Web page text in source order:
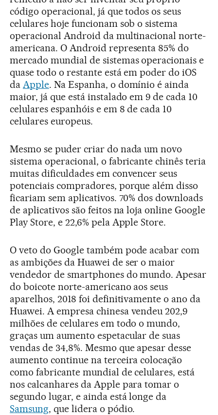
código operacional, já que todos os seus
celulares hoje funcionam sob o sistema
operacional Android da multinacional norte-
americana. O Android representa 85% do
mercado mundial de sistemas operacionais e
quase todo o restante está em poder do iOS
da Apple. Na Espanha, o domínio é ainda
maior, já que está instalado em 9 de cada 10
celulares espanhóis e em 8 de cada 10
celulares europeus.
Mesmo se puder criar do nada um novo
sistema operacional, o fabricante chinês teria
muitas dificuldades em convencer seus
potenciais compradores, porque além disso
ficariam sem aplicativos. 70% dos downloads
de aplicativos são feitos na loja online Google
Play Store, e 22,6% pela Apple Store.
O veto do Google também pode acabar com
as ambições da Huawei de ser o maior
vendedor de smartphones do mundo. Apesar
do boicote norte-americano aos seus
aparelhos, 2018 foi definitivamente o ano da
Huawei. A empresa chinesa vendeu 202,9
milhões de celulares em todo o mundo,
graças um aumento espetacular de suas
vendas de 34,8%. Mesmo que apesar desse
aumento continue na terceira colocação
como fabricante mundial de celulares, está
nos calcanhares da Apple para tomar o
segundo lugar, e ainda está longe da
Samsung, que lidera o pódio.